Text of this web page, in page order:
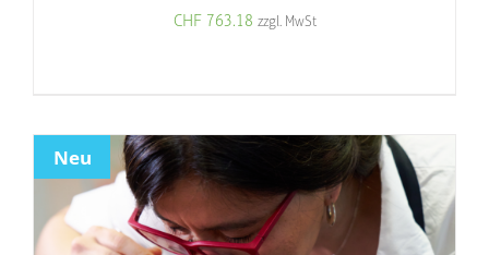
CHF 763.18 zzgl. MwSt
Neu